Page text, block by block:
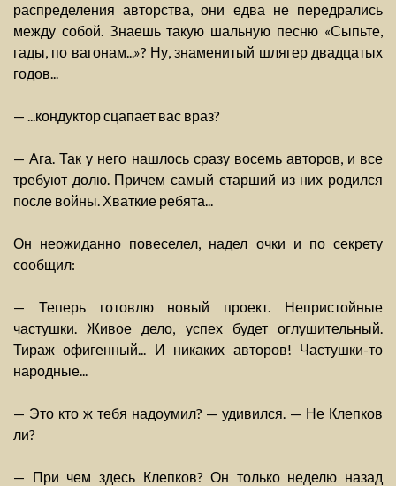
распределения авторства, они едва не передрались
между собой. Знаешь такую шальную песню «Сыпьте,
гады, по вагонам...»? Ну, знаменитый шлягер двадцатых
годов...
— ...кондуктор сцапает вас враз?
— Ага. Так у него нашлось сразу восемь авторов, и все
требуют долю. Причем самый старший из них родился
после войны. Хваткие ребята...
Он неожиданно повеселел, надел очки и по секрету
сообщил:
— Теперь готовлю новый проект. Непристойные
частушки. Живое дело, успех будет оглушительный.
Тираж офигенный... И никаких авторов! Частушки-то
народные...
— Это кто ж тебя надоумил? — удивился. — Не Клепков
ли?
— При чем здесь Клепков? Он только неделю назад